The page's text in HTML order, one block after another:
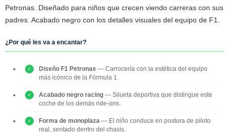
Petronas. Diseñado para niños que crecen viendo carreras con sus
padres. Acabado negro con los detalles visuales del equipo de F1.
¿Por qué les va a encantar?
Diseño F1 Petronas — Carrocería con la estética del equipo
más icónico de la Fórmula 1.
Acabado negro racing — Silueta deportiva que distingue este
coche de los demás ride-ons.
Forma de monoplaza — El niño conduce en postura de piloto
real, sentado dentro del chasis.